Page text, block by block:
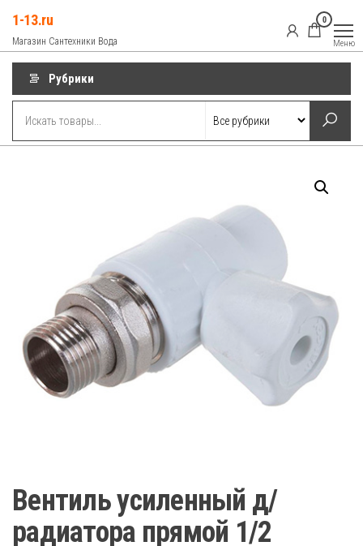
содержимому
1-13.ru
Магазин Сантехники Вода
0
Меню
Рубрики
Вентиль усиленный д/
радиатора прямой 1/2